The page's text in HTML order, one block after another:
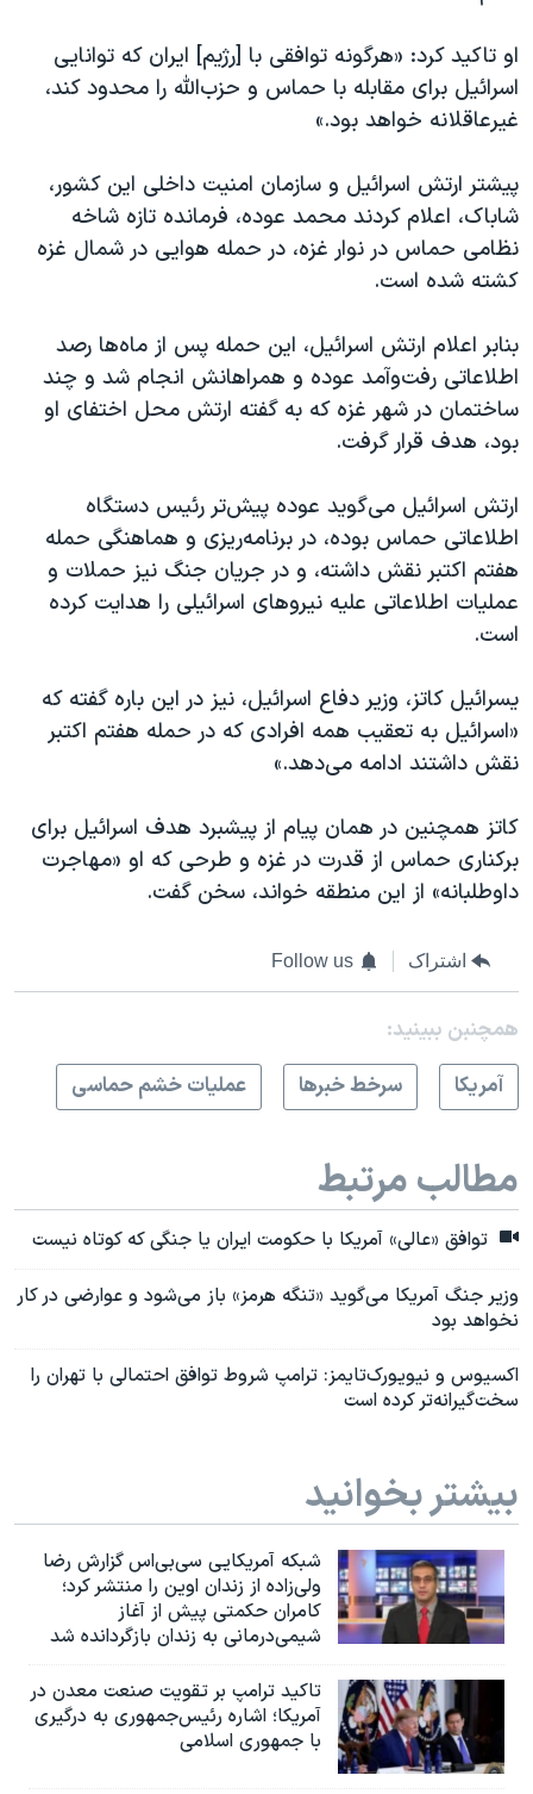
او تاکید کرد: «هرگونه توافقی با [رژیم] ایران که توانایی
اسرائیل برای مقابله با حماس و حزب‌الله را محدود کند،
غیرعاقلانه خواهد بود.»
پیشتر ارتش اسرائیل و سازمان امنیت داخلی این کشور،
شاباک، اعلام کردند محمد عوده، فرمانده تازه شاخه
نظامی حماس در نوار غزه، در حمله هوایی در شمال غزه
کشته شده است.
بنابر اعلام ارتش اسرائیل، این حمله پس از ماه‌ها رصد
اطلاعاتی رفت‌وآمد عوده و همراهانش انجام شد و چند
ساختمان در شهر غزه که به گفته ارتش محل اختفای او
بود، هدف قرار گرفت.
ارتش اسرائیل می‌گوید عوده پیش‌تر رئیس دستگاه
اطلاعاتی حماس بوده، در برنامه‌ریزی و هماهنگی حمله
هفتم اکتبر نقش داشته، و در جریان جنگ نیز حملات و
عملیات اطلاعاتی علیه نیروهای اسرائیلی را هدایت کرده
است.
یسرائیل کاتز، وزیر دفاع اسرائیل، نیز در این باره گفته که
«اسرائیل به تعقیب همه افرادی که در حمله هفتم اکتبر
نقش داشتند ادامه می‌دهد.»
کاتز همچنین در همان پیام از پیشبرد هدف اسرائیل برای
برکناری حماس از قدرت در غزه و طرحی که او «مهاجرت
داوطلبانه» از این منطقه خواند، سخن گفت.
اشتراک Follow us
همچنبن ببینید:
آمريکا
سرخط خبرها عملیات خشم حماسی
مطالب مرتبط
توافق «عالی» آمریکا با حکومت ایران یا جنگی که کوتاه نیست
وزیر جنگ آمریکا می‌گوید «تنگه هرمز» باز می‌شود و عوارضی در کار
نخواهد بود
اکسیوس و نیویورک‌تایمز: ترامپ شروط توافق احتمالی با تهران را
سخت‌گیرانه‌تر کرده است
بیشتر بخوانید
شبکه آمریکایی سی‌بی‌‌اس گزارش رضا
ولی‌زاده از زندان اوین را منتشر کرد؛
کامران حکمتی پیش از آغاز
شیمی‌درمانی به زندان بازگردانده شد
تاکید ترامپ بر تقویت صنعت معدن در
آمریکا؛ اشاره رئیس‌جمهوری به درگیری
با جمهوری اسلامی